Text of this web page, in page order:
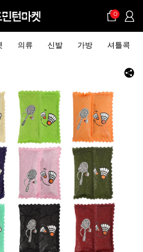
0
의류 신발 가방 셔틀콕